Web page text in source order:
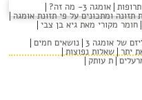
אומגה 3- מה זה?
תזונה ומתכונים על פי תזונת אומגה
חומר מקורי מאת גיא בן צבי
של אומגה 3 נושאים חמים
יתר שאלות נפוצות
ת עותק